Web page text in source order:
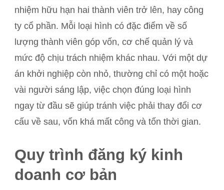
nhiệm hữu hạn hai thành viên trở lên, hay công
ty cổ phần. Mỗi loại hình có đặc điểm về số
lượng thành viên góp vốn, cơ chế quản lý và
mức độ chịu trách nhiệm khác nhau. Với một dự
án khởi nghiệp còn nhỏ, thường chỉ có một hoặc
vài người sáng lập, việc chọn đúng loại hình
ngay từ đầu sẽ giúp tránh việc phải thay đổi cơ
cấu về sau, vốn khá mất công và tốn thời gian.
Quy trình đăng ký kinh
doanh cơ bản